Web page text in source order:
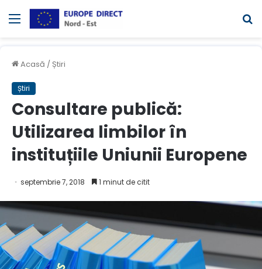
Meniul
Acasă / Știri
Știri
Consultare publică:
Utilizarea limbilor în
instituțiile Uniunii Europene
septembrie 7, 2018 1 minut de citit